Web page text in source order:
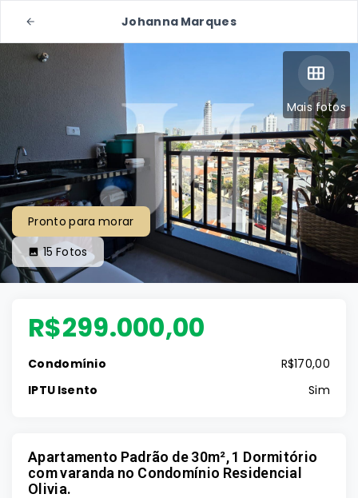
Johanna Marques
Mais fotos
Pronto para morar
15 Fotos
R$299.000,00
Condomínio
R$170,00
IPTU Isento
Sim
Apartamento Padrão de 30m², 1 Dormitório
com varanda no Condomínio Residencial
Olivia.